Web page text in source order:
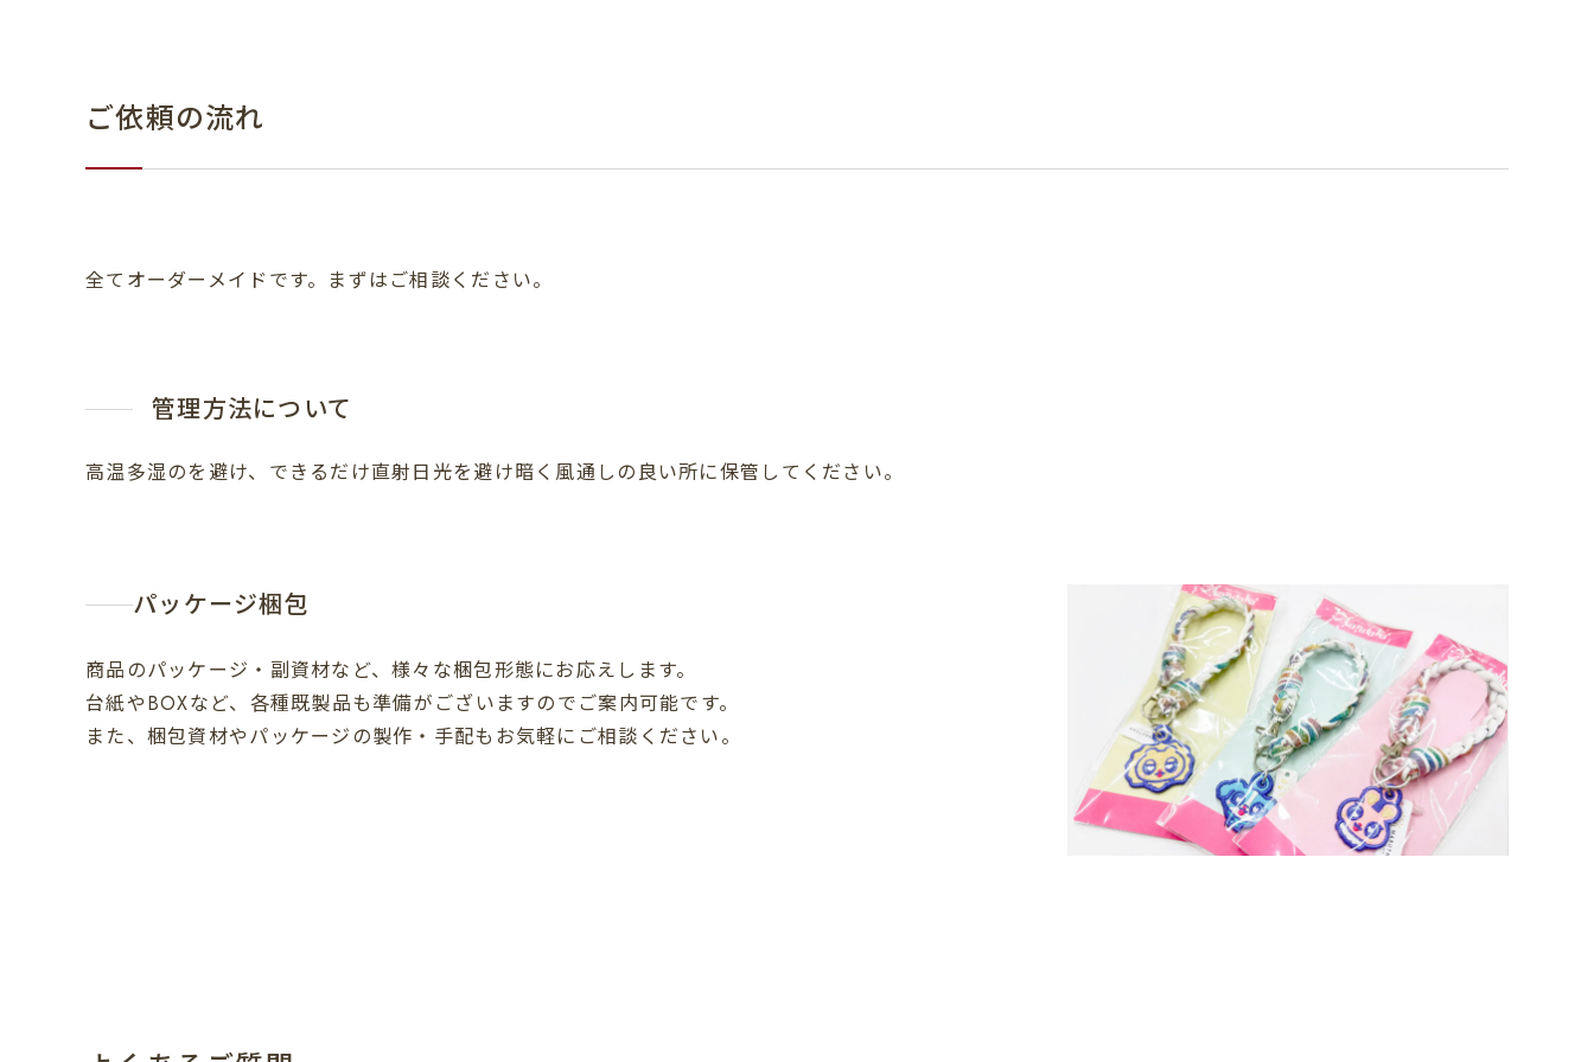
ご依頼の流れ
全てオーダーメイドです。まずはご相談ください。
管理方法について
高温多湿のを避け、できるだけ直射日光を避け暗く風通しの良い所に保管してください。
パッケージ梱包
商品のパッケージ・副資材など、様々な梱包形態にお応えします。
台紙やBOXなど、各種既製品も準備がございますのでご案内可能です。
また、梱包資材やパッケージの製作・手配もお気軽にご相談ください。